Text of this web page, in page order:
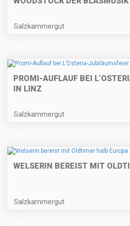
Salzkammergut
PROMI-AUFLAUF BEI
IN LINZ
Salzkammergut
WELSERIN BEREIST MIT
Salzkammergut